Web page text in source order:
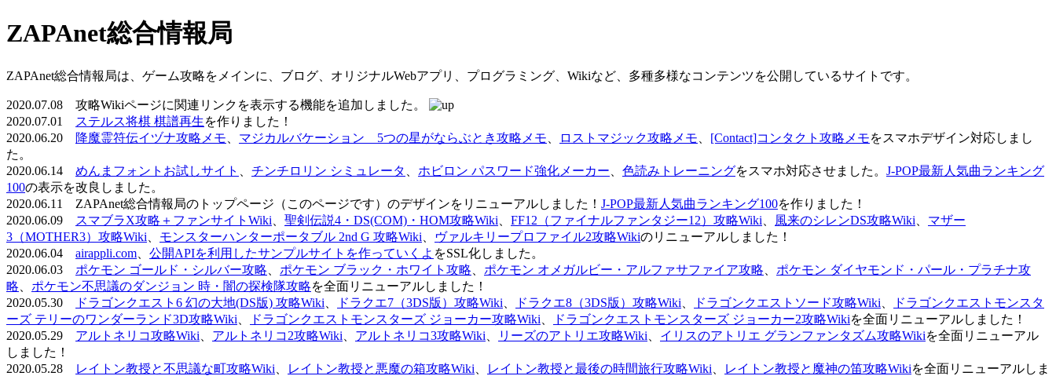
ZAPAnet総合情報局
ZAPAnet総合情報局は、ゲーム攻略をメインに、ブログ、オリジナルWebアプリ、プログラミング、Wikiなど、多種多様なコンテンツを公開しているサイトです。
2020.07.08 攻略Wikiページに関連リンクを表示する機能を追加しました。
2020.07.01
ステルス将棋 棋譜再生を作りました！
2020.06.20
降魔霊符伝イヅナ攻略メモ マジカルバケーション 5つの星がならぶとき攻略メモ ロストマジック攻略メモ [Contact]コンタクト攻略メモをスマホデザイン対応しまし
た。
2020.06.14 めんまフォントお試しサイト チンチロリン シミュレータ ホビロン パスワード強化メーカー 色読みトレーニングをスマホ対応させました。 J-POP最新人気曲ランキング
100の表示を改良しました。
2020.06.11 ZAPAnet総合情報局のトップページ（このページです）のデザインをリニューアルしました！ J-POP最新人気曲ランキング100を作りました！
2020.06.09
スマブラX攻略＋ファンサイトWiki 聖剣伝説4・DS(COM)・HOM攻略Wiki FF12（ファイナルファンタジー12）攻略Wiki 風来のシレンDS攻略Wiki
マザー
3（MOTHER3）攻略Wiki
モンスターハンターポータブル 2nd G 攻略Wiki ヴァルキリープロファイル2攻略Wikiのリニューアルしました！
2020.06.04 airappli.com 公開APIを利用したサンプルサイトを作っていくよ をSSL化しました。
2020.06.03 ポケモン ゴールド・シルバー攻略 ポケモン ブラック・ホワイト攻略 ポケモン オメガルビー・アルファサファイア攻略
ポケモン ダイヤモンド・パール・プラチナ攻
略
ポケモン不思議のダンジョン 時・闇の探検隊攻略を全面リニューアルしました！
2020.05.30
ドラゴンクエスト6 幻の大地(DS版) 攻略Wiki ドラクエ7（3DS版）攻略Wiki ドラクエ8（3DS版）攻略Wiki ドラゴンクエストソード攻略Wiki
ドラゴンクエストモンスタ
ーズ テリーのワンダーランド3D攻略Wiki
ドラゴンクエストモンスターズ ジョーカー攻略Wiki ドラゴンクエストモンスターズ ジョーカー2攻略Wikiを全面リニューアルしました！
2020.05.29 アルトネリコ攻略Wiki アルトネリコ2攻略Wiki アルトネリコ3攻略Wiki リーズのアトリエ攻略Wiki イリスのアトリエ グランファンタズム攻略Wikiを全面リニューアル
しました！
2020.05.28
レイトン教授と不思議な町攻略Wiki レイトン教授と悪魔の箱攻略Wiki レイトン教授と最後の時間旅行攻略Wiki レイトン教授と魔神の笛攻略Wikiを全面リニューアルしま